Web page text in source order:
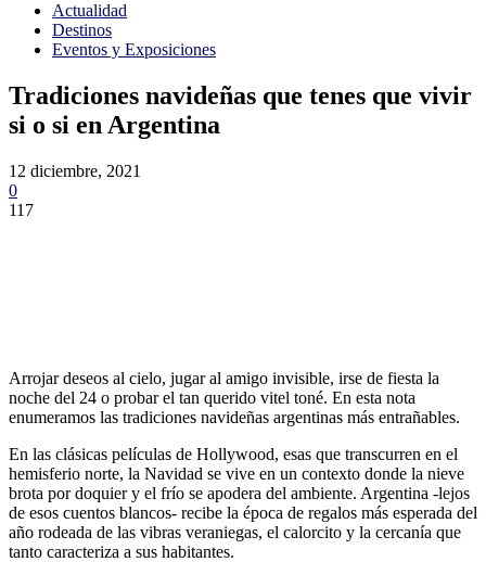
Actualidad
Destinos
Eventos y Exposiciones
Tradiciones navideñas que tenes que vivir
si o si en Argentina
12 diciembre, 2021
0
117
Arrojar deseos al cielo, jugar al amigo invisible, irse de fiesta la
noche del 24 o probar el tan querido vitel toné. En esta nota
enumeramos las tradiciones navideñas argentinas más entrañables.
En las clásicas películas de Hollywood, esas que transcurren en el
hemisferio norte, la Navidad se vive en un contexto donde la nieve
brota por doquier y el frío se apodera del ambiente. Argentina -lejos
de esos cuentos blancos- recibe la época de regalos más esperada del
año rodeada de las vibras veraniegas, el calorcito y la cercanía que
tanto caracteriza a sus habitantes.